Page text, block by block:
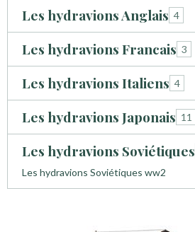
Les hydravions Anglais 4
Les hydravions Francais 3
Les hydravions Italiens 4
Les hydravions Japonais 11
Les hydravions Soviétiques
Les hydravions Soviétiques ww2